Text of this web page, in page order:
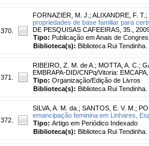
370.
FORNAZIER, M. J. ; ALIXANDRE, F. T. ;
propriedades de base familiar para
DE PESQUISAS CAFEEIRAS, 35.,
Tipo: Publicação em Anais de
Biblioteca(s): Biblioteca Rui Tendinha.
371.
RIBEIRO, Z. M. de A. ; MOTTA, A. C. ;
EMBRAPA-DID/CNPq/Vitoria:
Tipo: Organização/Edição de Livros
Biblioteca(s): Biblioteca Rui Tendinha.
372.
SILVA, A. M. da. ; SANTOS, E. V. M. ;
emancipação feminina em Linhares,
Tipo: Artigo em Periódico Indexado
Biblioteca(s): Biblioteca Rui Tendinha.